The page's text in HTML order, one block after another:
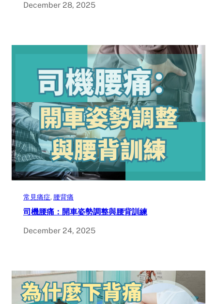
December 28, 2025
常見痛症, 腰背痛
司機腰痛：開車姿勢調整與腰背訓練
December 24, 2025